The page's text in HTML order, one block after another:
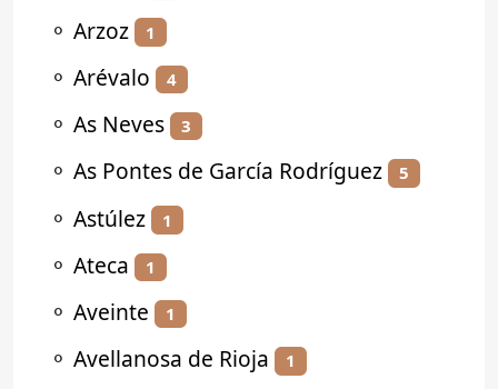
⚬ Arzoz 1
⚬ Arévalo 4
⚬ As Neves 3
⚬ As Pontes de García Rodríguez 5
⚬ Astúlez 1
⚬ Ateca 1
⚬ Aveinte 1
⚬ Avellanosa de Rioja 1